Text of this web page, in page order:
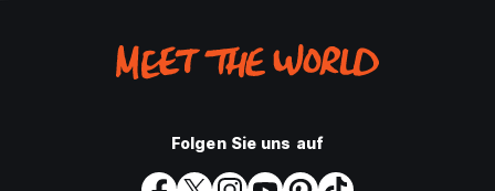
Folgen Sie uns auf